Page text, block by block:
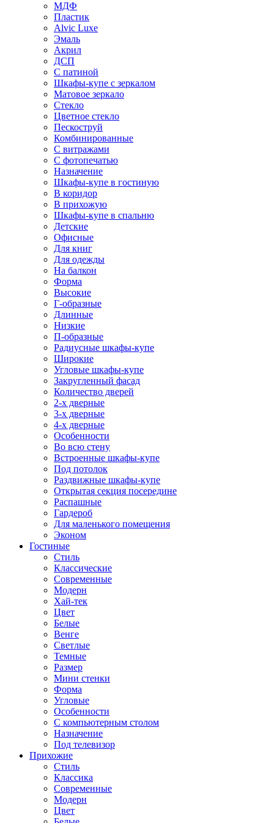
МДФ
Пластик
Alvic Luxe
Эмаль
Акрил
ДСП
С патиной
Шкафы-купе с зеркалом
Матовое зеркало
Стекло
Цветное стекло
Пескоструй
Комбинированные
С витражами
С фотопечатью
Назначение
Шкафы-купе в гостиную
В коридор
В прихожую
Шкафы-купе в спальню
Детские
Офисные
Для книг
Для одежды
На балкон
Форма
Высокие
Г-образные
Длинные
Низкие
П-образные
Радиусные шкафы-купе
Широкие
Угловые шкафы-купе
Закругленный фасад
Количество дверей
2-х дверные
3-х дверные
4-х дверные
Особенности
Во всю стену
Встроенные шкафы-купе
Под потолок
Раздвижные шкафы-купе
Открытая секция посередине
Распашные
Гардероб
Для маленького помещения
Эконом
Гостиные
Стиль
Классические
Современные
Модерн
Хай-тек
Цвет
Белые
Венге
Светлые
Темные
Размер
Мини стенки
Форма
Угловые
Особенности
С компьютерным столом
Назначение
Под телевизор
Прихожие
Стиль
Классика
Современные
Модерн
Цвет